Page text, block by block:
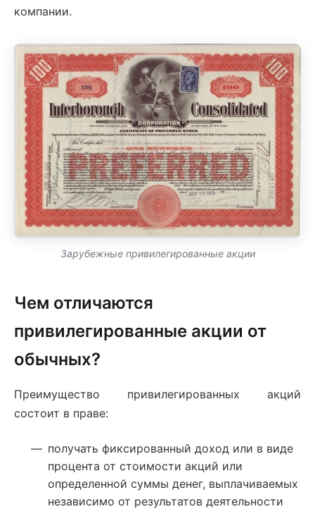
компании.
Зарубежные привилегированные акции
Чем отличаются
привилегированные акции от
обычных?
Преимущество привилегированных акций
состоит в праве:
получать фиксированный доход или в виде
процента от стоимости акций или
определенной суммы денег, выплачиваемых
независимо от результатов деятельности